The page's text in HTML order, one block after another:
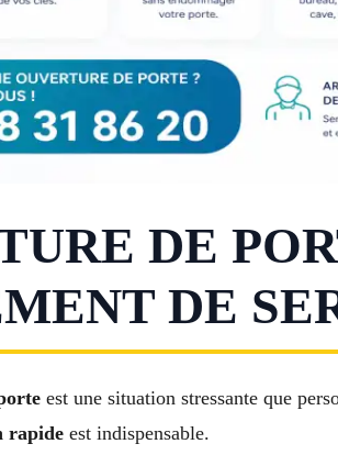
DE
DE
est une situation stressante que
rapide est indispensable.